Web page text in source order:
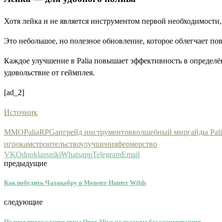
Хотя лейка и не является инструментом первой
Это небольшое, но полезное обновление, которое облегчает
Каждое улучшение в Palia повышает эффективность в
удовольствие от геймплея.
[ad_2]
Источник
MMOPaliaRPGапгрейд инструментовволшебный миргайды
игрокамстроительствоулучшенияфермерство
VKOdnoklassnikiWhatsappTelegramEmail
предыдущие
Как победить Чатакабру в Monster Hunter Wilds
следующие